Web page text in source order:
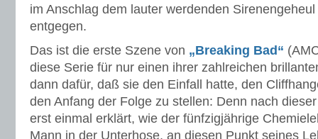
im Anschlag dem lauter werdenden
entgegen.
Das ist die erste Szene von „Breaking Bad“
diese Serie für nur einen ihrer zahlreichen
dann dafür, daß sie den Einfall hatte, den
den Anfang der Folge zu stellen: Denn nach
erst einmal erklärt, wie der fünfzigjährige
Mann in der Unterhose, an diesen Punkt seines